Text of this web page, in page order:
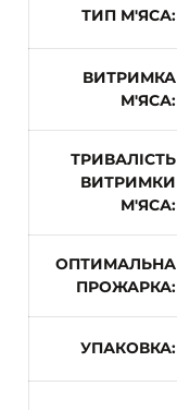
ТИП М'ЯСА
ВИТРИМКА
М'ЯСА
ТРИВАЛІСТЬ
ВИТРИМКИ
М'ЯСА
ОПТИМАЛЬНА
ПРОЖАРКА
УПАКОВКА